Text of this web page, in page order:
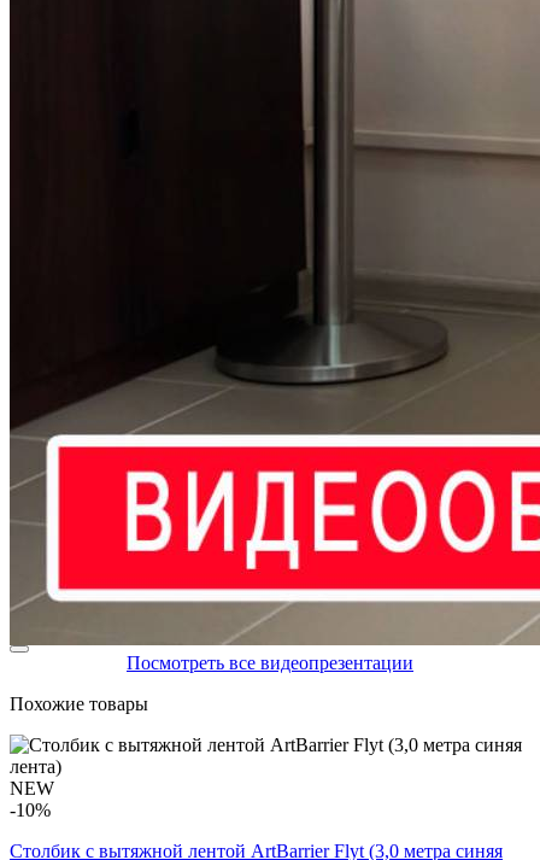
Посмотреть все видеопрезентации
Похожие товары
NEW
-10%
Столбик с вытяжной лентой ArtBarrier Flyt (3,0 метра синяя